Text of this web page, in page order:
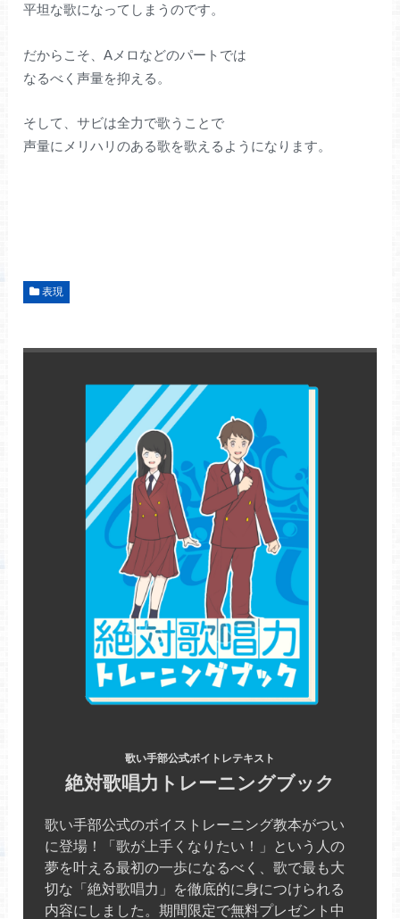
平坦な歌になってしまうのです。
だからこそ、Aメロなどのパートでは
なるべく声量を抑える。
そして、サビは全力で歌うことで
声量にメリハリのある歌を歌えるようになります。
表現
歌い手部公式ボイトレテキスト
絶対歌唱力トレーニングブック
歌い手部公式のボイストレーニング教本がつい
に登場！「歌が上手くなりたい！」という人の
夢を叶える最初の一歩になるべく、歌で最も大
切な「絶対歌唱力」を徹底的に身につけられる
内容にしました。期間限定で無料プレゼント中